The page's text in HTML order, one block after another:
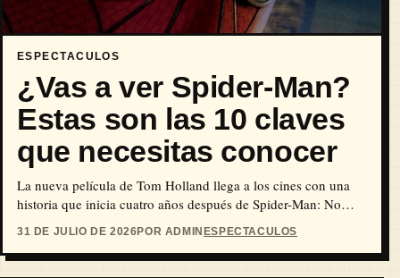
ESPECTACULOS
¿Vas a ver Spider-Man?
Estas son las 10 claves
que necesitas conocer
La nueva película de Tom Holland llega a los cines con una
historia que inicia cuatro años después de Spider-Man: No
31 DE JULIO DE 2026POR ADMINESPECTACULOS